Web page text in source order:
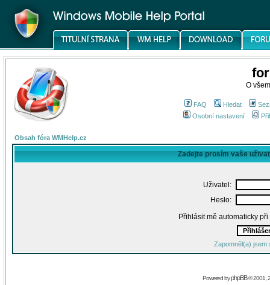
O
FAQ Hledat
Osobní nastavení
Obsah fóra WMHelp.cz
Zadejte prosím vaše
Uživatel:
Heslo:
Přihlásit mě automaticky
Zapomněl(a) jsem
Powered byphpBB© 2001,